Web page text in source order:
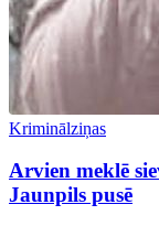
Kriminālziņas
Arvien meklē
Jaunpils pusē